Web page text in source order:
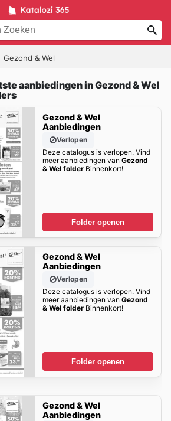
Gezond & Wel
aanbiedingen in Gezond & Wel
Gezond & Wel
Aanbiedingen
Verlopen
Deze catalogus is verlopen. Vind
meer aanbiedingen van Gezond
& Wel folderBinnenkort!
Folder openen
Gezond & Wel
Aanbiedingen
Verlopen
Deze catalogus is verlopen. Vind
meer aanbiedingen van Gezond
& Wel folderBinnenkort!
Folder openen
Gezond & Wel
Aanbiedingen